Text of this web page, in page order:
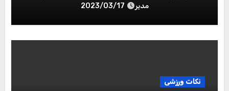
مدیر 2023/03/17
نکات ورزشی